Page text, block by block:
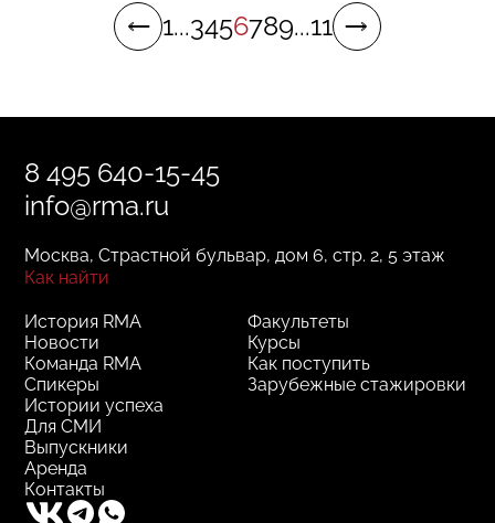
1...3456789...11
8 495 640-15-45
info@rma.ru
Москва, Страстной бульвар, дом 6, стр. 2, 5 этаж
Как найти
Факультеты
Курсы
Как поступить
Зарубежные стажировки
История RMA
Новости
Команда RMA
Спикеры
Истории успеха
Для СМИ
Выпускники
Аренда
Контакты